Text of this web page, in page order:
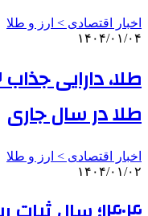
اخبار اقتصادی > ارز و طلا
۱۴۰۴/۰۱/۰۴
طلا در سال جاری
اخبار اقتصادی > ارز و طلا
۱۴۰۴/۰۱/۰۲